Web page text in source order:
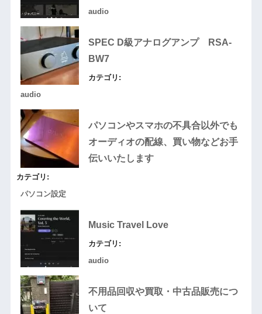
audio
SPEC D級アナログアンプ RSA-
BW7
カテゴリ:
audio
パソコンやスマホの不具合以外でも
オーディオの配線、買い物などお手
伝いいたします
カテゴリ:
パソコン設定
Music Travel Love
カテゴリ:
audio
不用品回収や買取・中古品販売につ
いて